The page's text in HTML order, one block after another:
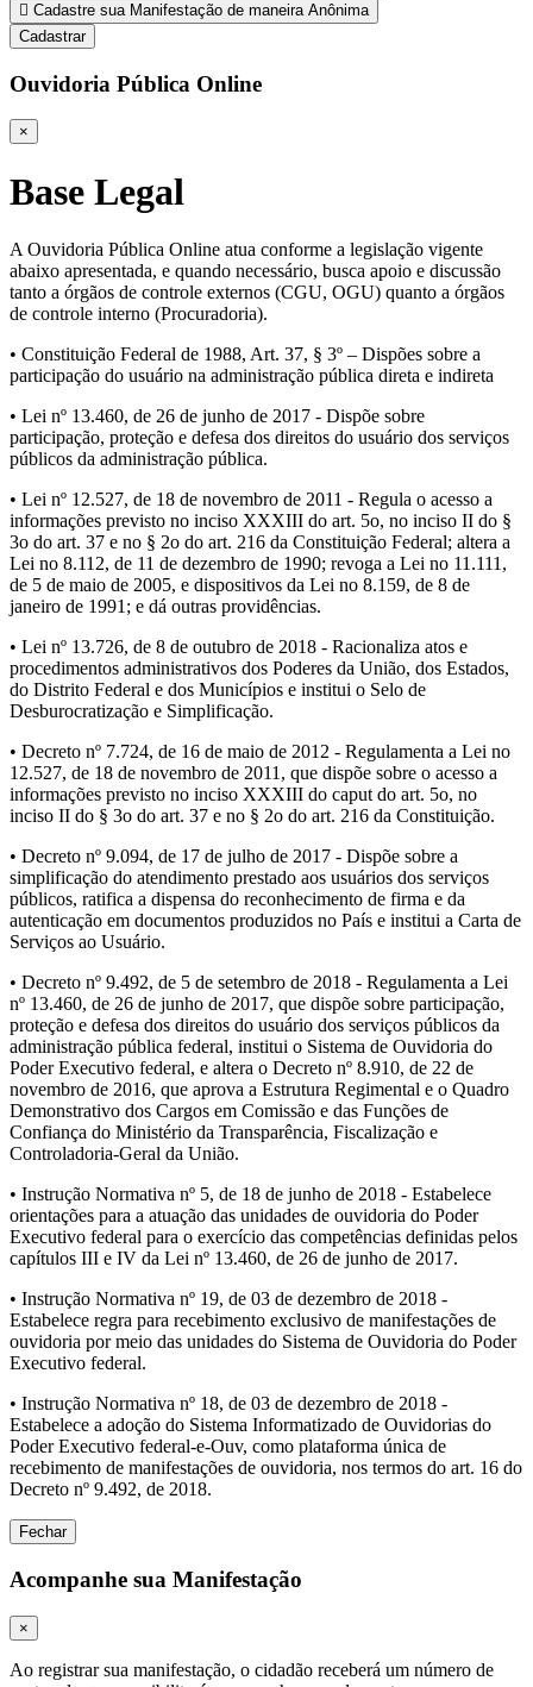
Cadastre sua Manifestação de maneira Anônima
Cadastrar
Ouvidoria Pública Online
×
Base Legal
A Ouvidoria Pública Online atua conforme a legislação vigente
abaixo apresentada, e quando necessário, busca apoio e discussão
tanto a órgãos de controle externos (CGU, OGU) quanto a órgãos
de controle interno (Procuradoria).
• Constituição Federal de 1988, Art. 37, § 3º – Dispões sobre a
participação do usuário na administração pública direta e indireta
• Lei nº 13.460, de 26 de junho de 2017 - Dispõe sobre
participação, proteção e defesa dos direitos do usuário dos serviços
públicos da administração pública.
• Lei nº 12.527, de 18 de novembro de 2011 - Regula o acesso a
informações previsto no inciso XXXIII do art. 5o, no inciso II do §
3o do art. 37 e no § 2o do art. 216 da Constituição Federal; altera a
Lei no 8.112, de 11 de dezembro de 1990; revoga a Lei no 11.111,
de 5 de maio de 2005, e dispositivos da Lei no 8.159, de 8 de
janeiro de 1991; e dá outras providências.
• Lei nº 13.726, de 8 de outubro de 2018 - Racionaliza atos e
procedimentos administrativos dos Poderes da União, dos Estados,
do Distrito Federal e dos Municípios e institui o Selo de
Desburocratização e Simplificação.
• Decreto nº 7.724, de 16 de maio de 2012 - Regulamenta a Lei no
12.527, de 18 de novembro de 2011, que dispõe sobre o acesso a
informações previsto no inciso XXXIII do caput do art. 5o, no
inciso II do § 3o do art. 37 e no § 2o do art. 216 da Constituição.
• Decreto nº 9.094, de 17 de julho de 2017 - Dispõe sobre a
simplificação do atendimento prestado aos usuários dos serviços
públicos, ratifica a dispensa do reconhecimento de firma e da
autenticação em documentos produzidos no País e institui a Carta de
Serviços ao Usuário.
• Decreto nº 9.492, de 5 de setembro de 2018 - Regulamenta a Lei
nº 13.460, de 26 de junho de 2017, que dispõe sobre participação,
proteção e defesa dos direitos do usuário dos serviços públicos da
administração pública federal, institui o Sistema de Ouvidoria do
Poder Executivo federal, e altera o Decreto nº 8.910, de 22 de
novembro de 2016, que aprova a Estrutura Regimental e o Quadro
Demonstrativo dos Cargos em Comissão e das Funções de
Confiança do Ministério da Transparência, Fiscalização e
Controladoria-Geral da União.
• Instrução Normativa nº 5, de 18 de junho de 2018 - Estabelece
orientações para a atuação das unidades de ouvidoria do Poder
Executivo federal para o exercício das competências definidas pelos
capítulos III e IV da Lei nº 13.460, de 26 de junho de 2017.
• Instrução Normativa nº 19, de 03 de dezembro de 2018 -
Estabelece regra para recebimento exclusivo de manifestações de
ouvidoria por meio das unidades do Sistema de Ouvidoria do Poder
Executivo federal.
• Instrução Normativa nº 18, de 03 de dezembro de 2018 -
Estabelece a adoção do Sistema Informatizado de Ouvidorias do
Poder Executivo federal-e-Ouv, como plataforma única de
recebimento de manifestações de ouvidoria, nos termos do art. 16 do
Decreto nº 9.492, de 2018.
Fechar
Acompanhe sua Manifestação
×
Ao registrar sua manifestação, o cidadão receberá um número de